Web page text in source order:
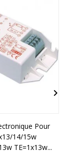
Pour
14/15w
TE=1x13w...
